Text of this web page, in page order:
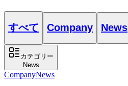
すべて Company News
カテゴリー
News
CompanyNews